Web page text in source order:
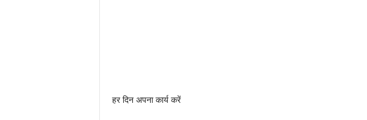
हर दिन अपना कार्य करें